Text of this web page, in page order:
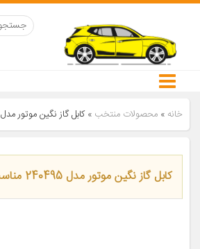
خانه » محصولات منتخب »کابل گاز نگین موتور مدل 240495 مناسب برای پژو 405
کابل گاز نگین موتور مدل 240495 مناسب برای پژو 405